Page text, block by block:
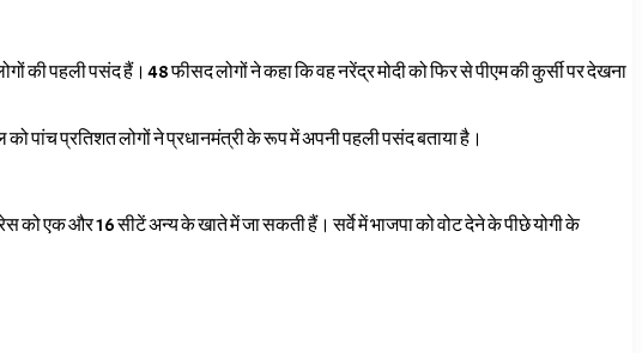
की पहली पसंद हैं। 48 फीसद लोगों ने कहा कि वह नरेंद्र मोदी को फिर से पीएम की कुर्सी पर देखना
को पांच प्रतिशत लोगों ने प्रधानमंत्री के रूप में अपनी पहली पसंद बताया है।
को एक और 16 सीटें अन्य के खाते में जा सकती हैं। सर्वे में भाजपा को वोट देने के पीछे योगी के